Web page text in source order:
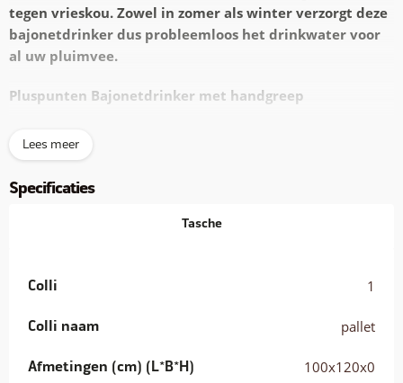
tegen vrieskou. Zowel in zomer als winter verzorgt deze
bajonetdrinker dus probleemloos het drinkwater voor
al uw pluimvee.
Pluspunten Bajonetdrinker met handgreep
Simpel
Eenvoudig
vers drinkwater. Verkrijgbaar in twee kleuren en
serie voor elke oplossing de juiste drinkwatervoorziening.
Gemaakt van extra sterk PP-Copolymeer
Lees meer
Specificaties
Tasche
Colli 1
Colli naam pallet
Afmetingen (cm) (L*B*H) 100x120x0